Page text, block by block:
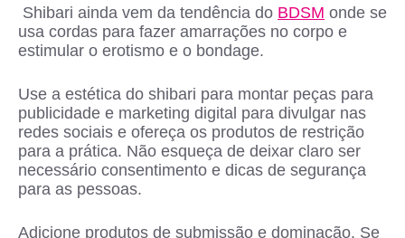
Shibari ainda vem da tendência do BDSM onde se
usa cordas para fazer amarrações no corpo e
estimular o erotismo e o bondage.
Use a estética do shibari para montar peças para
publicidade e marketing digital para divulgar nas
redes sociais e ofereça os produtos de restrição
para a prática. Não esqueça de deixar claro ser
necessário consentimento e dicas de segurança
para as pessoas.
Adicione produtos de submissão e dominação. Se